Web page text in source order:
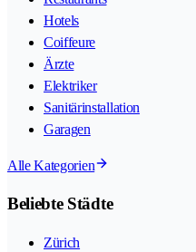
Hotels
Coiffeure
Ärzte
Elektriker
Sanitärinstallation
Garagen
Alle Kategorien
Beliebte Städte
Zürich